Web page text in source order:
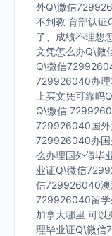
外Q\微信
不到教 育部认
了、成绩不理想
文凭怎么办Q\微
Q\微信
729926040办
上买文凭可靠
Q\微信
729926040国外
729926040办国
么办理国外假毕
业证Q\微信
信729926040澳
729926040留学
加拿大哪里 可
理毕业证Q\微信